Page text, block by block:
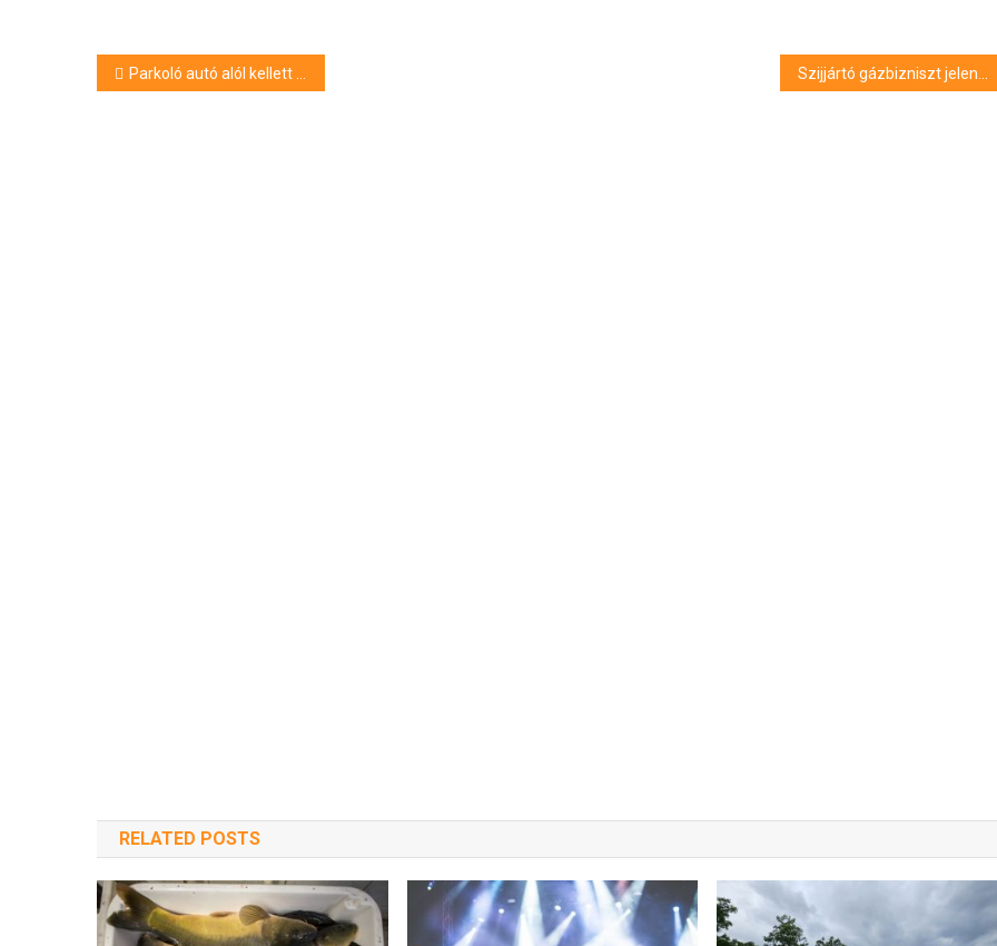
Bejegyzés
Parkoló autó alól kellett kimenteni egy kutyát Püspökladányban
RELATED POSTS